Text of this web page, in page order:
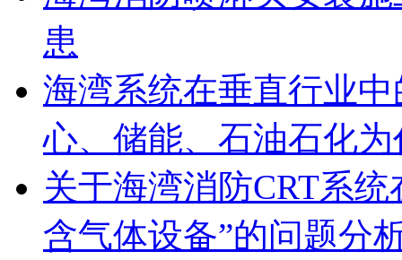
患
海湾系统在垂直行业
心、储能、石油石化
关于海湾消防CRT系
含气体设备”的问题分